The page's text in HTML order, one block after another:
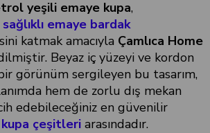
yeşili emaye kupa,
sağlıklı emaye bardak
katmak amacıyla Çamlıca Home
Beyaz iç yüzeyi ve kordon
görünüm sergileyen bu tasarım,
hem de zorlu dış mekan
edebileceğiniz en güvenilir
çeşitleri arasındadır.